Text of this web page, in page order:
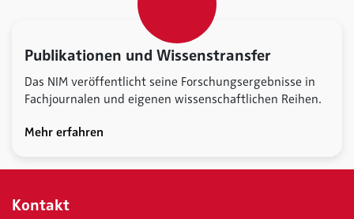
Publikationen und Wissenstransfer
Das NIM veröffentlicht seine Forschungsergebnisse in
Fachjournalen und eigenen wissenschaftlichen Reihen.
Mehr erfahren
Kontakt